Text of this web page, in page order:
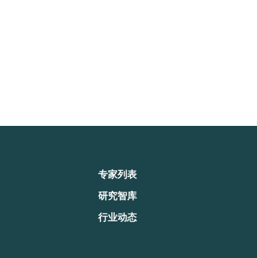
专家列表
研究智库
行业动态